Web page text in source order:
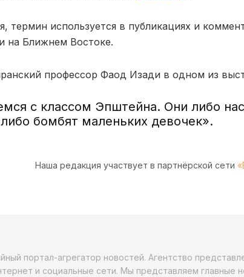
термин используется в публикациях и
на Ближнем Востоке.
профессор Фаод Изади в одном из
с классом Эпштейна. Они либо
бомбят маленьких девочек».
Наша редакция участвует в партнёрской сети
портал-агрегатор новостей. Агентство
и социальные сети. Мы представляем главные